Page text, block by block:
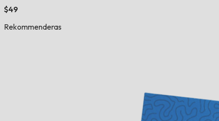
$49
Rekommenderas